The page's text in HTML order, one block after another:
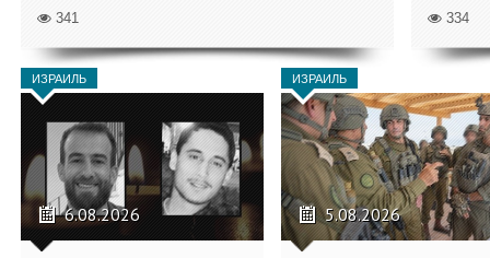
341 334
ИЗРАИЛЬ
6.08.2026
ИЗРАИЛЬ
5.08.2026